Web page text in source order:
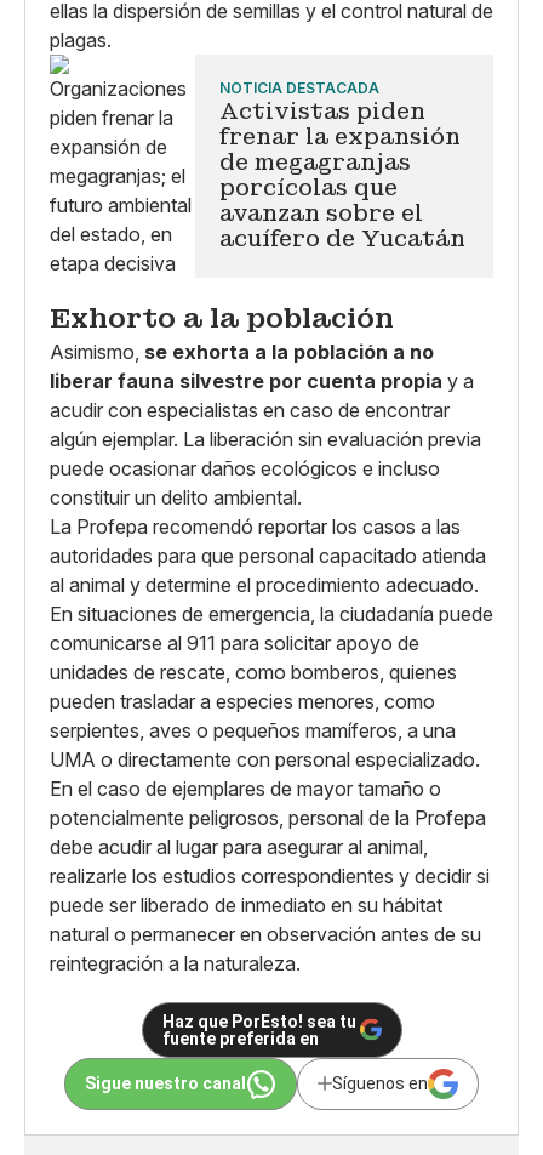
ellas la dispersión de semillas y el control natural de
plagas.
NOTICIA DESTACADA
Activistas piden
frenar la expansión
de megagranjas
porcícolas que
avanzan sobre el
acuífero de Yucatán
Exhorto a la población
Asimismo, se exhorta a la población a no
liberar fauna silvestre por cuenta propia y a
acudir con especialistas en caso de encontrar
algún ejemplar. La liberación sin evaluación previa
puede ocasionar daños ecológicos e incluso
constituir un delito ambiental.
La Profepa recomendó reportar los casos a las
autoridades para que personal capacitado atienda
al animal y determine el procedimiento adecuado.
En situaciones de emergencia, la ciudadanía puede
comunicarse al 911 para solicitar apoyo de
unidades de rescate, como bomberos, quienes
pueden trasladar a especies menores, como
serpientes, aves o pequeños mamíferos, a una
UMA o directamente con personal especializado.
En el caso de ejemplares de mayor tamaño o
potencialmente peligrosos, personal de la Profepa
debe acudir al lugar para asegurar al animal,
realizarle los estudios correspondientes y decidir si
puede ser liberado de inmediato en su hábitat
natural o permanecer en observación antes de su
reintegración a la naturaleza.
Haz que PorEsto! sea tu
fuente preferida en
Sigue nuestro canal Síguenos en